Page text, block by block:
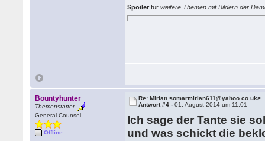
Spoiler fürweitere Themen mit Bildern der
Bountyhunter
Themenstarter
General Counsel
Offline
Re: Mirian <omarmirian611@yahoo.co.uk>
Antwort #4 -01. August 2014 um 11:01
Ich sage der Tante sie
und was schickt die